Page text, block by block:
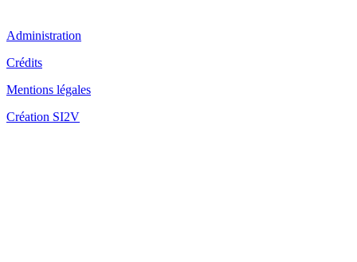
Administration
Crédits
Mentions légales
Création SI2V